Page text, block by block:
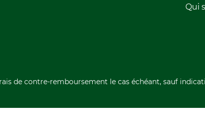
Qui
de contre-remboursement le cas échéant, sauf